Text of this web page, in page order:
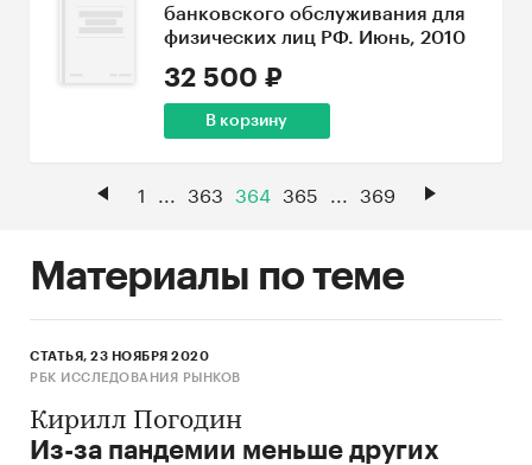
банковского обслуживания для
физических лиц РФ. Июнь, 2010
32 500 ₽
В корзину
1 ... 363 364 365 ... 369
Материалы по теме
СТАТЬЯ, 23 НОЯБРЯ 2020
РБК ИССЛЕДОВАНИЯ РЫНКОВ
Кирилл Погодин
Из-за пандемии меньше других